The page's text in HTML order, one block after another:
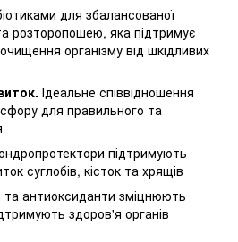
для збалансованої
розторопошею, яка підтримує
організму від шкідливих
Ідеальне співвідношення
для правильного та
підтримують
суглобів, кісток та хрящів
та антиоксиданти зміцнюють
здоров'я органів